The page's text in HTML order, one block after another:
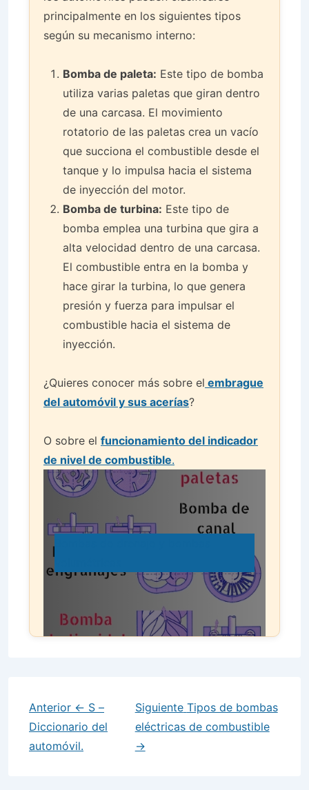
principalmente en los siguientes tipos
según su mecanismo interno:
Bomba de paleta: Este tipo de bomba
utiliza varias paletas que giran dentro
de una carcasa. El movimiento
rotatorio de las paletas crea un vacío
que succiona el combustible desde el
tanque y lo impulsa hacia el sistema
de inyección del motor.
Bomba de turbina: Este tipo de
bomba emplea una turbina que gira a
alta velocidad dentro de una carcasa.
El combustible entra en la bomba y
hace girar la turbina, lo que genera
presión y fuerza para impulsar el
combustible hacia el sistema de
inyección.
¿Quieres conocer más sobre el embrague
del automóvil y sus acerías?
O sobre el funcionamiento del indicador
de nivel de combustible.
Anterior ← S –
Diccionario del
automóvil.
Siguiente Tipos de bombas
eléctricas de combustible
→